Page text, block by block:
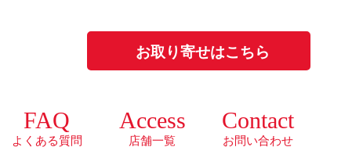
お取り寄せはこちら
FAQ
よくある質問
Access
店舗一覧
Contact
お問い合わせ